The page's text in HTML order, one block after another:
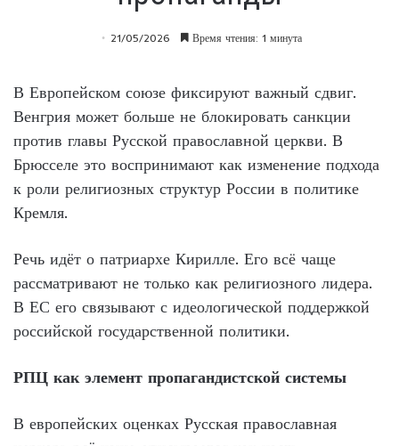
21/05/2026 Время чтения: 1 минута
В Европейском союзе фиксируют важный сдвиг.
Венгрия может больше не блокировать санкции
против главы Русской православной церкви. В
Брюсселе это воспринимают как изменение подхода
к роли религиозных структур России в политике
Кремля.
Речь идёт о патриархе Кирилле. Его всё чаще
рассматривают не только как религиозного лидера.
В ЕС его связывают с идеологической поддержкой
российской государственной политики.
РПЦ как элемент пропагандистской системы
В европейских оценках Русская православная